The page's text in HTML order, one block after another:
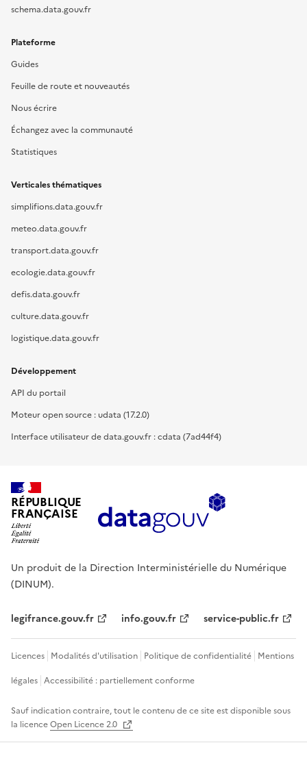
schema.data.gouv.fr
Plateforme
Guides
Feuille de route et nouveautés
Nous écrire
Échangez avec la communauté
Statistiques
Verticales thématiques
simplifions.data.gouv.fr
meteo.data.gouv.fr
transport.data.gouv.fr
ecologie.data.gouv.fr
defis.data.gouv.fr
culture.data.gouv.fr
logistique.data.gouv.fr
Développement
API du portail
Moteur open source : udata (17.2.0)
Interface utilisateur de data.gouv.fr : cdata (7ad44f4)
RÉPUBLIQUE
FRANÇAISE
Un produit de la Direction Interministérielle du Numérique
(DINUM).
legifrance.gouv.fr info.gouv.fr service-public.fr
Licences Modalités d'utilisation Politique de confidentialité Mentions
légales Accessibilité : partiellement conforme
Sauf indication contraire, tout le contenu de ce site est disponible sous
la licenceOpen Licence 2.0